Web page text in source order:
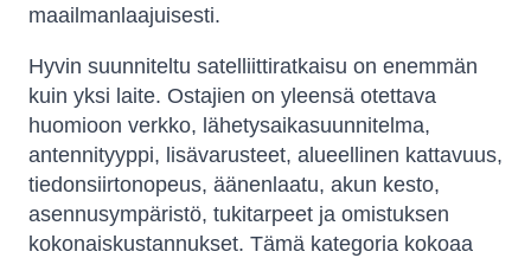
maailmanlaajuisesti.
Hyvin suunniteltu satelliittiratkaisu on enemmän
kuin yksi laite. Ostajien on yleensä otettava
huomioon verkko, lähetysaikasuunnitelma,
antennityyppi, lisävarusteet, alueellinen kattavuus,
tiedonsiirtonopeus, äänenlaatu, akun kesto,
asennusympäristö, tukitarpeet ja omistuksen
kokonaiskustannukset. Tämä kategoria kokoaa